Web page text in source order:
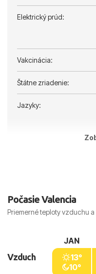
Elektrický prúd:
Vakcinácia:
Štátne zriadenie:
Jazyky:
Počasie Valencia
Priemerné teploty vzduchu
Vzduch
JAN
13°
10°